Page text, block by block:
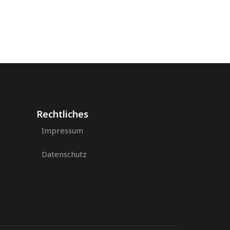
Rechtliches
Impressum
Datenschutz